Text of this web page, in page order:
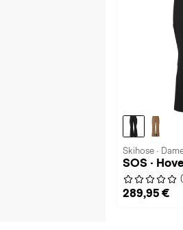
Skihose ·
SOS ·
289,95 €